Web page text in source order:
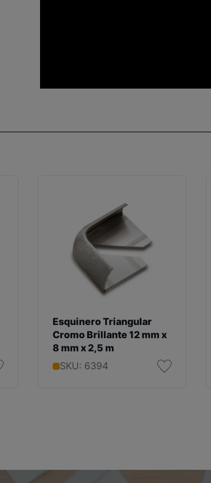
Esquinero Triangular
Cromo Brillante 12 mm x
8 mm x 2,5 m
SKU: 6394